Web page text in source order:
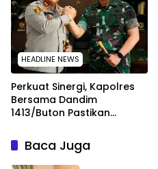
HEADLINE NEWS
Perkuat Sinergi, Kapolres
Bersama Dandim
1413/Buton Pastikan
Terjaga
Baca Juga